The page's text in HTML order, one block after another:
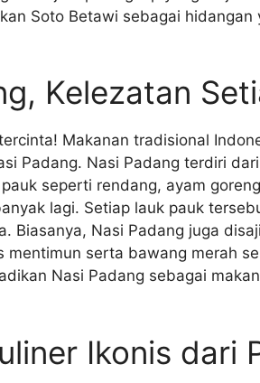
Soto Betawi sebagai hidangan
Kelezatan
Makanan tradisional
Padang. Nasi Padang terdiri
seperti rendang, ayam
lagi. Setiap lauk pauk
Biasanya, Nasi Padang juga
mentimun serta bawang merah
Nasi Padang sebagai
Ikonis dari